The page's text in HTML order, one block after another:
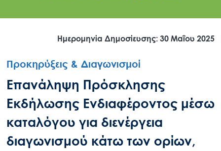
Ημερομηνία Δημοσίευσης: 30 Μαΐου 2025
Προκηρύξεις & Διαγωνισμοί
Επανάληψη Πρόσκλησης
Εκδήλωσης Ενδιαφέροντος μέσω
καταλόγου για διενέργεια
διαγωνισμού κάτω των ορίων,